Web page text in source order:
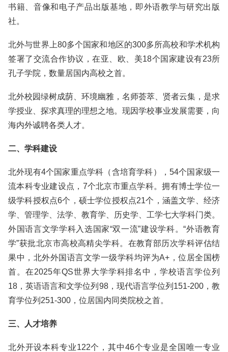
书籍、音像和电子产品出版基地，即外语教学与研究出版
社。
北外与世界上80多个国家和地区的300多所高校和学术机构
签署了交流合作协议，在亚、欧、美18个国家建设有23所
孔子学院，数量居国内高校之首。
北外校园绿树成荫、环境幽雅，名师荟萃、贤者云集，是求
学授业、探求真理的理想之地。现因学校事业发展需要，向
海内外诚聘各类人才。
二、学科建设
北外现有4个国家重点学科（含培育学科），54个国家级一
流本科专业建设点，7个北京市重点学科。拥有博士学位一
级学科授权点6个，硕士学位授权点21个，涵盖文学、经济
学、管理学、法学、教育学、历史学、工学七大学科门类。
外国语言文学学科入选国家“双一流”建设学科。“外语教育
学”获批北京市高校高精尖学科。在教育部历次学科评估结
果中，北外外国语言文学一级学科均评为A+，位居全国榜
首。在2025年QS世界大学学科排名中，学校语言学位列
18，英语语言和文学位列98，现代语言学位列151-200，教
育学位列251-300，位居国内同类院校之首。
三、人才培养
北外开设本科专业122个，其中46个专业是全国唯一专业